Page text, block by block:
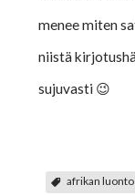
menee miten
niistä
sujuvasti 😉
afrikan luonto